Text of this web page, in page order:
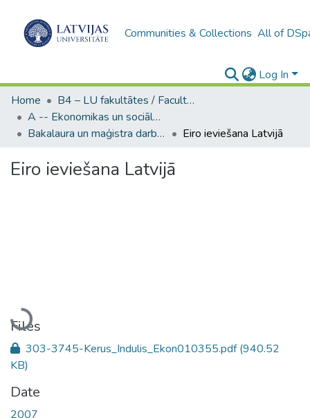
Communities & Collections All of
Log In
Home
B4 – LU fakultātes / Faculties of the UL
A -- Ekonomikas un sociālo zinātņu fakultāte / Faculty of Economics and Social Sciences
Bakalaura un maģistra darbi (ESZF) / Bachelor's and Master's theses
Eiro ieviešana Latvijā
Eiro ieviešana Latvijā
Loading...
Files
303-3745-Kerus_Indulis_Ekon010355.pdf(940.52
KB)
Date
2007